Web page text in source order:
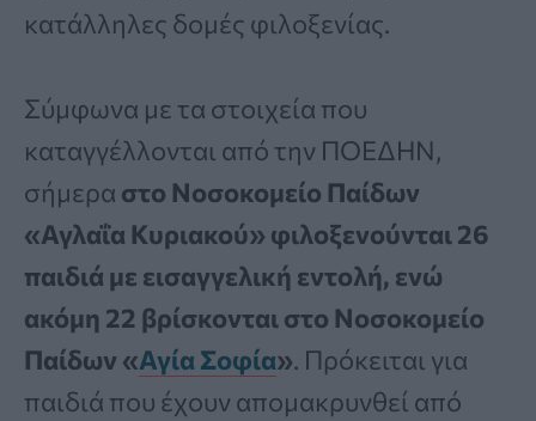
κατάλληλες δομές φιλοξενίας.
Σύμφωνα με τα στοιχεία που
καταγγέλλονται από την ΠΟΕΔΗΝ,
σήμερα στο Νοσοκομείο Παίδων
«Αγλαΐα Κυριακού» φιλοξενούνται 26
παιδιά με εισαγγελική εντολή, ενώ
ακόμη 22 βρίσκονται στο Νοσοκομείο
Παίδων «Αγία Σοφία». Πρόκειται για
παιδιά που έχουν απομακρυνθεί από